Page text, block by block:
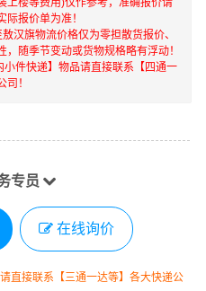
上楼等费用)仅作参考，准确报价请
际报价单为准！
敖汉旗物流价格仅为零担散货报价、
，随季节变动或货物规格略有浮动！
小件快递】物品请直接联系【四通一
司！
专员
在线询价
直接联系【三通一达等】各大快递公